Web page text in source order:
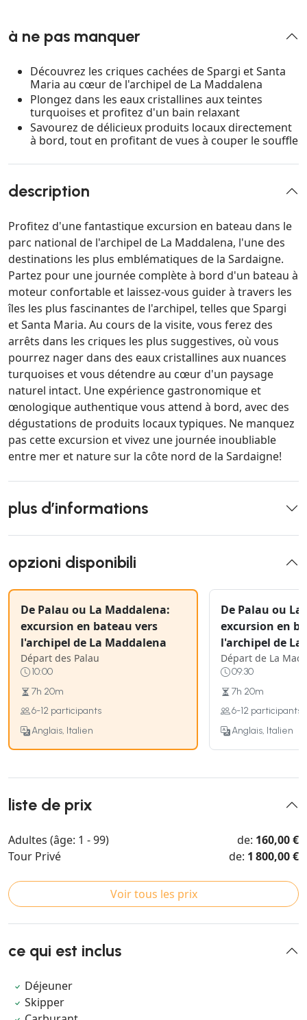
à ne pas manquer
Découvrez les criques cachées de Spargi et Santa
Maria au cœur de l'archipel de La Maddalena
Plongez dans les eaux cristallines aux teintes
turquoises et profitez d'un bain relaxant
Savourez de délicieux produits locaux directement
à bord, tout en profitant de vues à couper le souffle
description
Profitez d'une fantastique excursion en bateau dans le
parc national de l'archipel de La Maddalena, l'une des
destinations les plus emblématiques de la Sardaigne.
Partez pour une journée complète à bord d'un bateau à
moteur confortable et laissez-vous guider à travers les
îles les plus fascinantes de l'archipel, telles que Spargi
et Santa Maria. Au cours de la visite, vous ferez des
arrêts dans les criques les plus suggestives, où vous
pourrez nager dans des eaux cristallines aux nuances
turquoises et vous détendre au cœur d'un paysage
naturel intact. Une expérience gastronomique et
œnologique authentique vous attend à bord, avec des
dégustations de produits locaux typiques. Ne manquez
pas cette excursion et vivez une journée inoubliable
entre mer et nature sur la côte nord de la Sardaigne!
plus d’informations
opzioni disponibili
De Palau ou La Maddalena:
excursion en bateau vers
l'archipel de La Maddalena
Départ des Palau
10:00
7h 20m
6-12 participants
Anglais, Italien
De Palau ou
excursion en
l'archipel de La
Départ de La
09:30
7h 20m
6-12 participants
Anglais, Italien
liste de prix
Adultes (âge: 1 - 99) de: 160,00 €
Tour Privé
de: 1 800,00 €
Voir tous les prix
ce qui est inclus
Déjeuner
Skipper